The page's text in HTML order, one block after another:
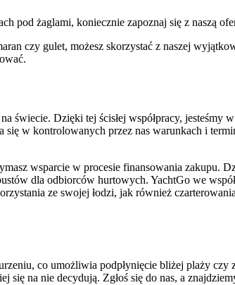
pod żaglami, koniecznie zapoznaj się z naszą
czy gulet, możesz skorzystać z naszej
Dzięki tej ścisłej współpracy, jesteśmy
się w kontrolowanych przez nas warunkach i
wsparcie w procesie finansowania zakupu.
dla odbiorców hurtowych. YachtGo we
ze swojej łodzi, jak również
co umożliwia podpłynięcie bliżej plaży
na nie decydują. Zgłoś się do nas, a